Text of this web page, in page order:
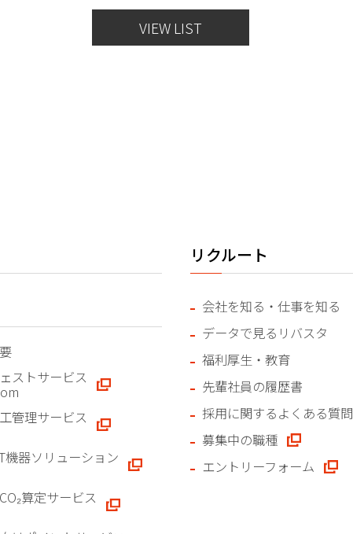
VIEW LIST
ストサービス
管理サービス
機器ソリューション
算定サービス
リクルート
会社を知る・仕事を知る
データで見るリバスタ
福利厚生・教育
先輩社員の履歴書
採用に関するよくある質問
募集中の職種
エントリーフォーム